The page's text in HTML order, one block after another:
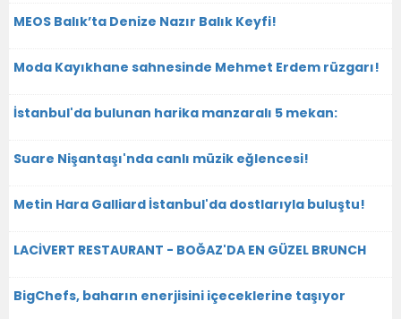
MEOS Balık’ta Denize Nazır Balık Keyfi!
Moda Kayıkhane sahnesinde Mehmet Erdem rüzgarı!
İstanbul'da bulunan harika manzaralı 5 mekan:
Suare Nişantaşı'nda canlı müzik eğlencesi!
Metin Hara Galliard İstanbul'da dostlarıyla buluştu!
LACİVERT RESTAURANT - BOĞAZ'DA EN GÜZEL BRUNCH
BigChefs, baharın enerjisini içeceklerine taşıyor